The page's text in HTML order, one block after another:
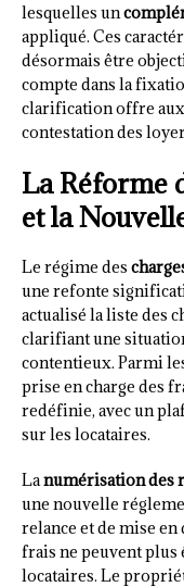
lesquelles un
appliqué. Ces
désormais être
compte dans la
clarification offre aux
contestation des
La Réforme
et la
Le régime des
une refonte
actualisé la liste des
clarifiant une
contentieux. Parmi
prise en charge des
redéfinie, avec un
sur les locataires.
Lanumérisation des
une nouvelle
relance et de mise
frais ne peuvent plus
locataires. Le